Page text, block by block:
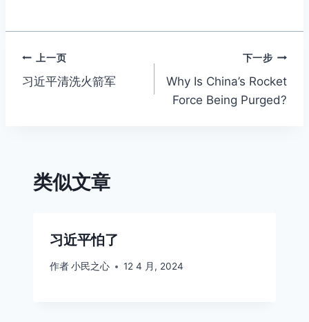
k er
文
章
上一页
习近平清洗火箭军
下一步
Why Is China’s Rocket
Force Being Purged?
类似文章
习近平怕了
作者小民之心 12 4 月, 2024